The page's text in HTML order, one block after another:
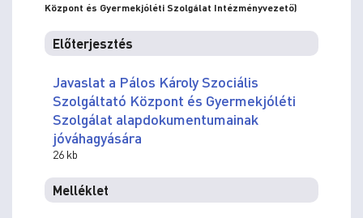
Központ és Gyermekjóléti Szolgálat Intézményvezető)
Előterjesztés
Javaslat a Pálos Károly Szociális
Szolgáltató Központ és Gyermekjóléti
Szolgálat alapdokumentumainak
jóváhagyására
26 kb
Melléklet